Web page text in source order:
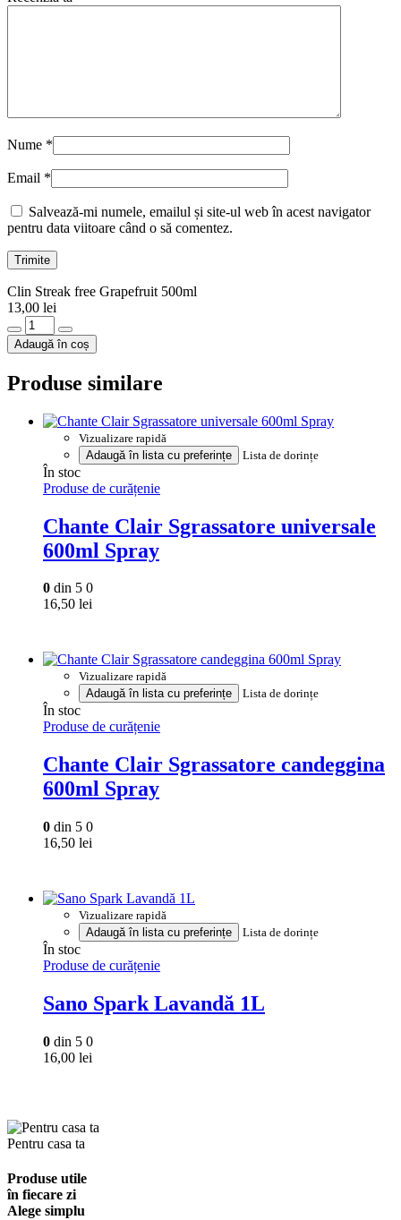
Nume *
Email *
Salvează-mi numele, emailul și site-ul web în acest navigator
pentru data viitoare când o să comentez.
Clin Streak free Grapefruit 500ml
13,00 lei
Cantitate
Clin
Streak
Grapefruit
Adaugă în coș
Produse similare
Vizualizare rapidă
Adaugă în lista cu preferințe
Lista de dorințe
În stoc
Produse de curățenie
Chante Clair Sgrassatore universale
600ml Spray
0 din 5 0
16,50 lei
Vizualizare rapidă
Adaugă în lista cu preferințe
Lista de dorințe
În stoc
Produse de curățenie
Chante Clair Sgrassatore candeggina
600ml Spray
0 din 5 0
16,50 lei
Vizualizare rapidă
Adaugă în lista cu preferințe
Lista de dorințe
În stoc
Produse de curățenie
Sano Spark Lavandă 1L
0 din 5 0
16,00 lei
Pentru casa ta
Produse utile
în fiecare zi
Alege simplu